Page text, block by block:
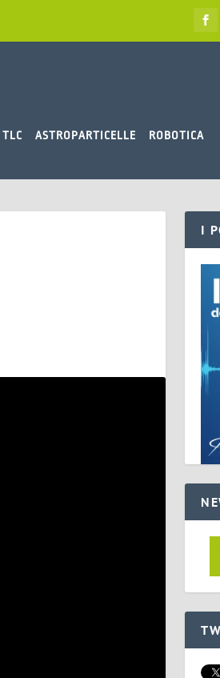
ASTROPARTICELLE ROBOTICA
I